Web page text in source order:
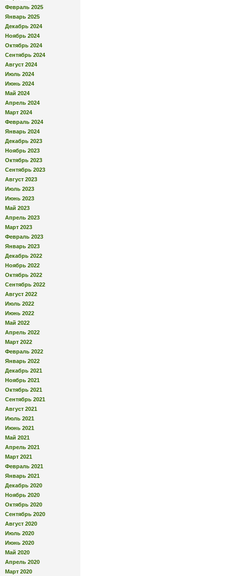
Февраль 2025
Январь 2025
Декабрь 2024
Ноябрь 2024
Октябрь 2024
Сентябрь 2024
Август 2024
Июль 2024
Июнь 2024
Май 2024
Апрель 2024
Март 2024
Февраль 2024
Январь 2024
Декабрь 2023
Ноябрь 2023
Октябрь 2023
Сентябрь 2023
Август 2023
Июль 2023
Июнь 2023
Май 2023
Апрель 2023
Март 2023
Февраль 2023
Январь 2023
Декабрь 2022
Ноябрь 2022
Октябрь 2022
Сентябрь 2022
Август 2022
Июль 2022
Июнь 2022
Май 2022
Апрель 2022
Март 2022
Февраль 2022
Январь 2022
Декабрь 2021
Ноябрь 2021
Октябрь 2021
Сентябрь 2021
Август 2021
Июль 2021
Июнь 2021
Май 2021
Апрель 2021
Март 2021
Февраль 2021
Январь 2021
Декабрь 2020
Ноябрь 2020
Октябрь 2020
Сентябрь 2020
Август 2020
Июль 2020
Июнь 2020
Май 2020
Апрель 2020
Март 2020